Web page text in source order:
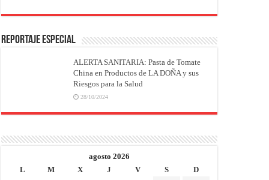
REPORTAJE ESPECIAL
ALERTA SANITARIA: Pasta de Tomate
China en Productos de LA DOÑA y sus
Riesgos para la Salud
28/10/2024
agosto 2026
L
M X J V S
D